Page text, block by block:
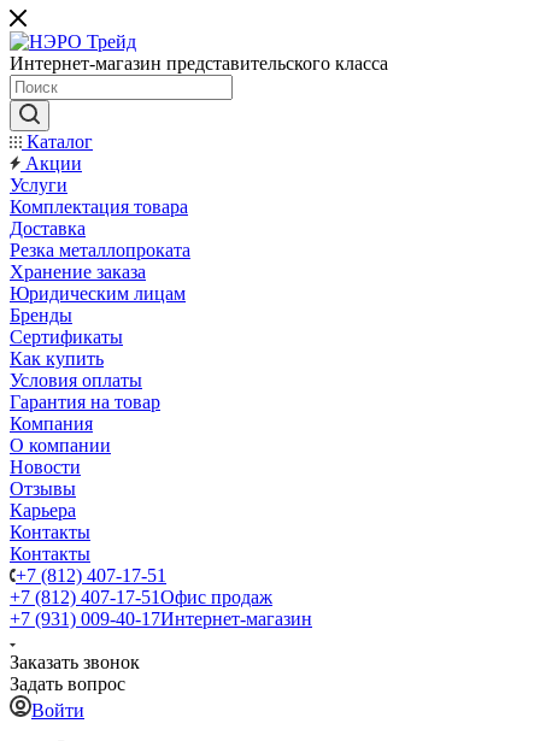
Интернет-магазин представительского класса
Каталог
Акции
Услуги
Комплектация товара
Доставка
Резка металлопроката
Хранение заказа
Юридическим лицам
Бренды
Сертификаты
Как купить
Условия оплаты
Гарантия на товар
Компания
О компании
Новости
Отзывы
Карьера
Контакты
Контакты
+7 (812) 407-17-51
+7 (812) 407-17-51Офис продаж
+7 (931) 009-40-17Интернет-магазин
Заказать звонок
Задать вопрос
Войти